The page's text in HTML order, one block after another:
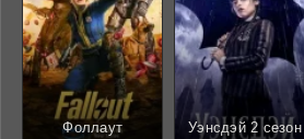
Фоллаут Уэнсдэй 2 сезон